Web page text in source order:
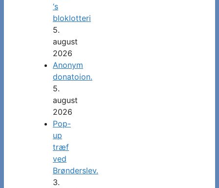
‘s
bloklotteri
5.
august
2026
Anonym
donatoion.
5.
august
2026
Pop-
up
træf
ved
Brønderslev.
3.